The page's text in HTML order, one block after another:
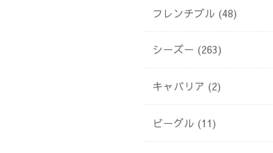
フレンチブル (48)
シーズー (263)
キャバリア (2)
ビーグル (11)